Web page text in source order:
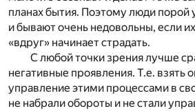
планах бытия. Поэтому люди порой
и бывают очень недовольны, если
«вдруг» начинает страдать.
С любой точки зрения лучше
негативные проявления. Т.е. взять
управление этими процессами в
не набрали обороты и не стали